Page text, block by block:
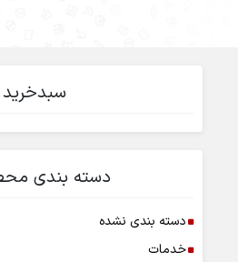
سبدخرید
دسته بندی
دسته بندی نشده
خدمات